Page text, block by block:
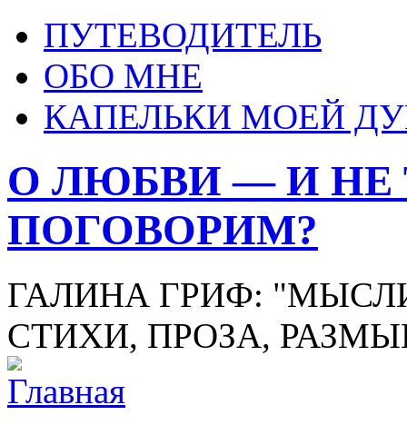
ПУТЕВОДИТЕЛЬ
ОБО МНЕ
КАПЕЛЬКИ МОЕЙ
О ЛЮБВИ — И НЕ
ПОГОВОРИМ?
ГАЛИНА ГРИФ:
СТИХИ, ПРОЗА,